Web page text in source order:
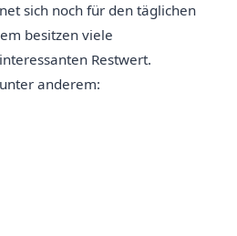
sich noch für den täglichen
besitzen viele
Restwert.
anderem: